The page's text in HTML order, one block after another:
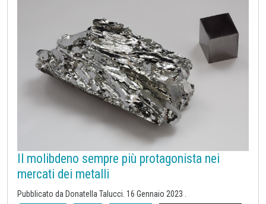
Il molibdeno sempre più protagonista nei
mercati dei metalli
Pubblicato da Donatella Talucci 16 Gennaio 2023